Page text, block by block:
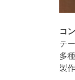
コ
テ
多
製